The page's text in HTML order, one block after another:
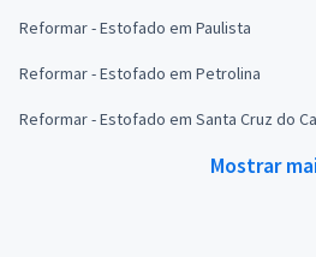
Reformar - Estofado em Paulista
Reformar - Estofado em Petrolina
Reformar - Estofado em Santa Cruz do
Mostrar